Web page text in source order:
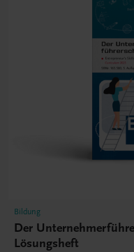
Bildung
Der
Lösungsheft